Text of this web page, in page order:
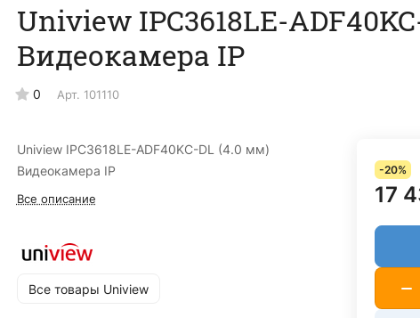
Uniview IPC3618LE-
Видеокамера IP
0 Арт. 101110
Uniview IPC3618LE-ADF40KC-DL (4.0 мм)
Видеокамера IP
Все описание
Все товары Uniview
-20%
17